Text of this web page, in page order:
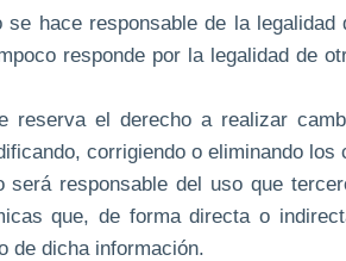
se hace responsable de la
responde por la legalidad de
reserva el derecho a realizar
corrigiendo o eliminando
será responsable del uso que
que, de forma directa o
de dicha información.